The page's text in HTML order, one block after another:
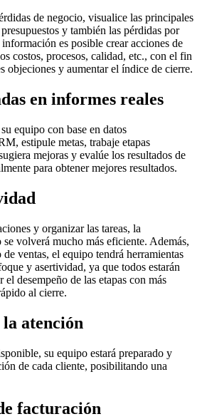
de negocio, visualice las principales
y también las pérdidas por
es posible crear acciones de
costos, procesos, calidad, etc., con el fin
objeciones y aumentar el índice de cierre.
en informes reales
equipo con base en datos
estipule metas, trabaje etapas
mejoras y evalúe los resultados de
para obtener mejores resultados.
y organizar las tareas, la
volverá mucho más eficiente. Además,
ventas, el equipo tendrá herramientas
y asertividad, ya que todos estarán
desempeño de las etapas con más
al cierre.
atención
su equipo estará preparado y
de cada cliente, posibilitando una
facturación